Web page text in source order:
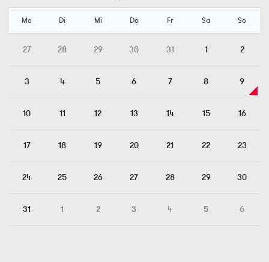
Mo Di Mi Do Fr Sa So
27 28 29 30 31 1 2
3 4 5 6 7 8 9
10 11 12 13 14 15 16
17 18 19 20 21 22 23
24 25 26 27 28 29 30
31 1 2 3 4 5 6